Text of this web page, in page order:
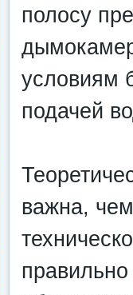
полосу
условиям
подачей
важна,
правильно